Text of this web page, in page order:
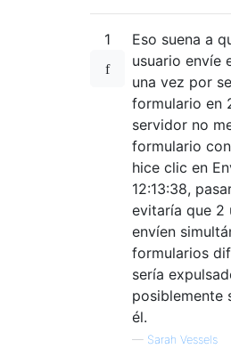
1
Eso suena a
usuario envíe
una vez por
formulario en
servidor no
formulario
hice clic en
12:13:38,
evitaría que 2
envíen
formularios
sería
posiblemente
él.
— Sarah Vessels